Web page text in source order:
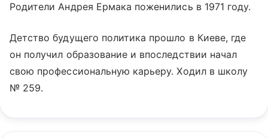
Родители Андрея Ермака поженились в 1971 году.
Детство будущего политика прошло в Киеве, где
он получил образование и впоследствии начал
свою профессиональную карьеру. Ходил в школу
№ 259.